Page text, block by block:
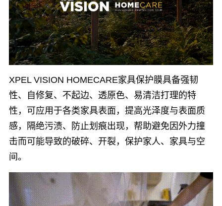
XPEL VISION HOMECARE家具保护膜具备强韧
性、自修复、不起边、透原色、易清洁打理的特
性，可应用于各类家具表面，提高光泽度与表⾯质
感，隔绝污渍、防止划痕出现，帮助避免因外⼒撞
击而可能导致的破碎、开裂，保护家人、家具与空
间。